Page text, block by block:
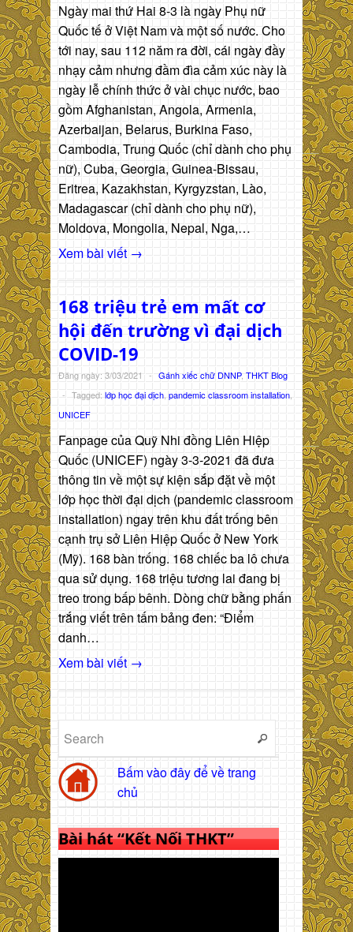
Ngày mai thứ Hai 8-3 là ngày Phụ nữ
Quốc tế ở Việt Nam và một số nước. Cho
tới nay, sau 112 năm ra đời, cái ngày đầy
nhạy cảm nhưng đầm đìa cảm xúc này là
ngày lễ chính thức ở vài chục nước, bao
gồm Afghanistan, Angola, Armenia,
Azerbaijan, Belarus, Burkina Faso,
Cambodia, Trung Quốc (chỉ dành cho phụ
nữ), Cuba, Georgia, Guinea-Bissau,
Eritrea, Kazakhstan, Kyrgyzstan, Lào,
Madagascar (chỉ dành cho phụ nữ),
Moldova, Mongolia, Nepal, Nga,…
Xem bài viết →
168 triệu trẻ em mất cơ
hội đến trường vì đại dịch
COVID-19
Đăng ngày: 3/03/2021 - Gánh xiếc chữ DNNP, THKT Blog
- Tagged: lớp học đại dịch, pandemic classroom installation,
UNICEF
Fanpage của Quỹ Nhi đồng Liên Hiệp
Quốc (UNICEF) ngày 3-3-2021 đã đưa
thông tin về một sự kiện sắp đặt về một
lớp học thời đại dịch (pandemic classroom
installation) ngay trên khu đất trống bên
cạnh trụ sở Liên Hiệp Quốc ở New York
(Mỹ). 168 bàn trống. 168 chiếc ba lô chưa
qua sử dụng. 168 triệu tương lai đang bị
treo trong bấp bênh. Dòng chữ bằng phấn
trắng viết trên tấm bảng đen: “Điểm
danh…
Xem bài viết →
Bấm vào đây để về trang
chủ
Bài hát “Kết Nối THKT”